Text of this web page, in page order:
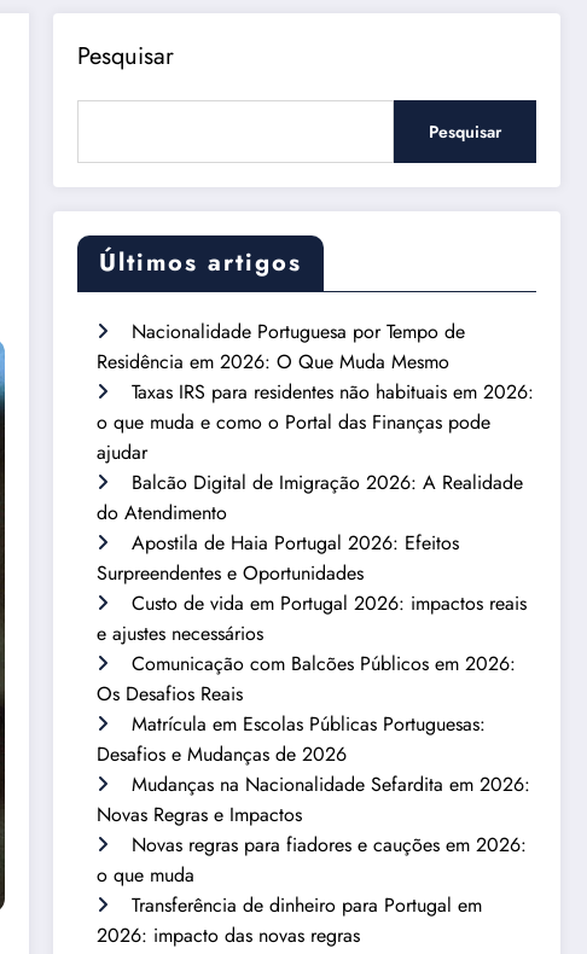
Pesquisar
Pesquisar
Últimos artigos
Nacionalidade Portuguesa por Tempo de
Residência em 2026: O Que Muda Mesmo
Taxas IRS para residentes não habituais em 2026:
o que muda e como o Portal das Finanças pode
ajudar
Balcão Digital de Imigração 2026: A Realidade
do Atendimento
Apostila de Haia Portugal 2026: Efeitos
Surpreendentes e Oportunidades
Custo de vida em Portugal 2026: impactos reais
e ajustes necessários
Comunicação com Balcões Públicos em 2026:
Os Desafios Reais
Matrícula em Escolas Públicas Portuguesas:
Desafios e Mudanças de 2026
Mudanças na Nacionalidade Sefardita em 2026:
Novas Regras e Impactos
Novas regras para fiadores e cauções em 2026:
o que muda
Transferência de dinheiro para Portugal em
2026: impacto das novas regras